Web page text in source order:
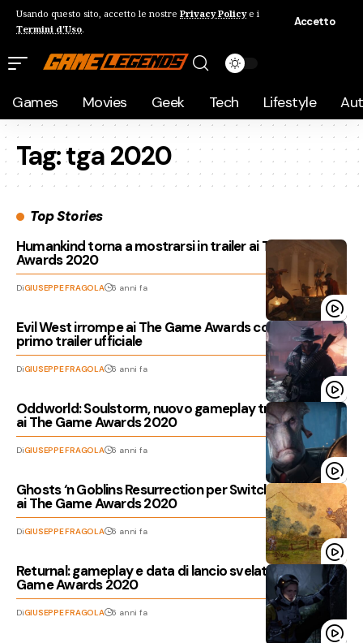
Usando questo sito, accetto le nostre Privacy Policye i
Termini d'Uso.
Accetto
Games Movies Geek Tech Lifestyle
Tag:tga 2020
Top Stories
Humankind torna a mostrarsi in trailer ai The Game
Awards 2020
DiGIUSEPPE FRAGOLA 6 anni fa
Evil West irrompe ai The Game Awards con il suo
primo trailer ufficiale
DiGIUSEPPE FRAGOLA 6 anni fa
Oddworld: Soulstorm, nuovo gameplay trailer svelato
ai The Game Awards 2020
DiGIUSEPPE FRAGOLA 6 anni fa
Ghosts ‘n Goblins Resurrection per Switch annunciato
ai The Game Awards 2020
DiGIUSEPPE FRAGOLA 6 anni fa
Returnal: gameplay e data di lancio svelati ai The
Game Awards 2020
DiGIUSEPPE FRAGOLA 6 anni fa